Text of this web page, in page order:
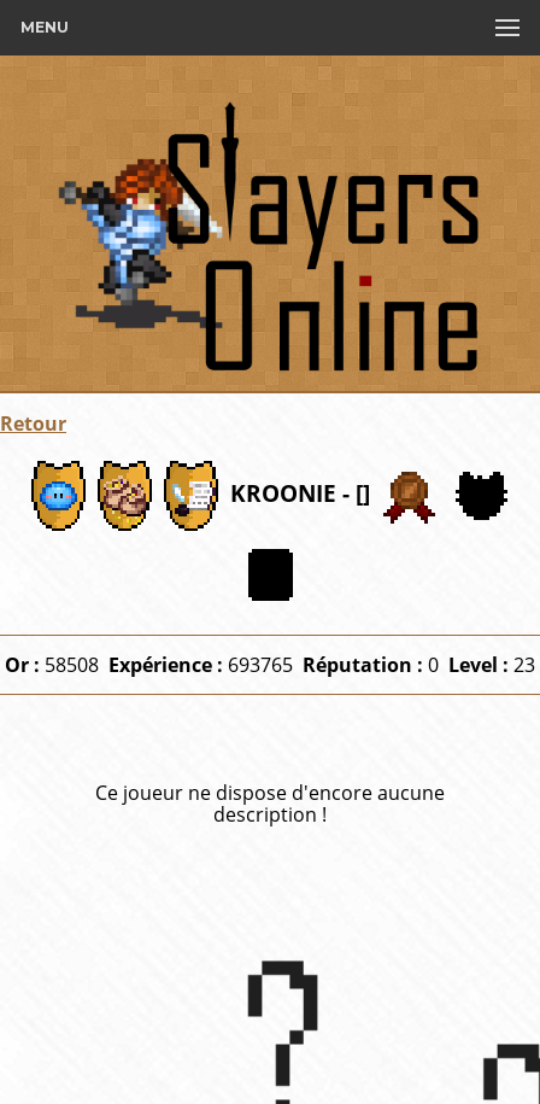
MENU
Retour
KROONIE - []
Or : 58508 Expérience : 693765 Réputation : 0 Level : 23
Ce joueur ne dispose d'encore aucune
description !